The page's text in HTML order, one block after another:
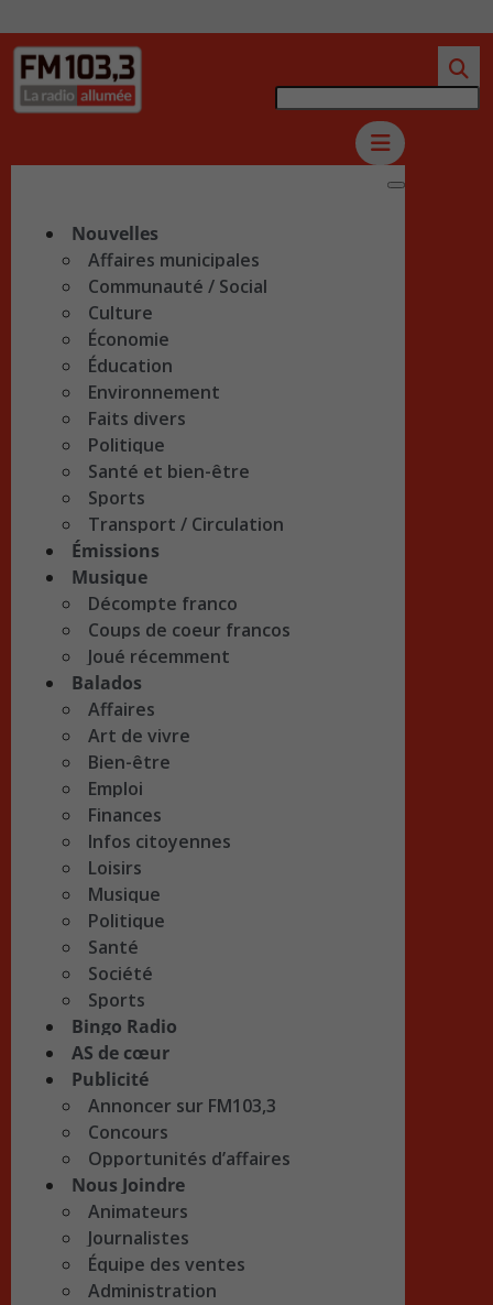
Nouvelles
Affaires municipales
Communauté / Social
Culture
Économie
Éducation
Environnement
Faits divers
Politique
Santé et bien-être
Sports
Transport / Circulation
Émissions
Musique
Décompte franco
Coups de coeur francos
Joué récemment
Balados
Affaires
Art de vivre
Bien-être
Emploi
Finances
Infos citoyennes
Loisirs
Musique
Politique
Santé
Société
Sports
Bingo Radio
AS de cœur
Publicité
Annoncer sur FM103,3
Concours
Opportunités d’affaires
Nous Joindre
Animateurs
Journalistes
Équipe des ventes
Administration